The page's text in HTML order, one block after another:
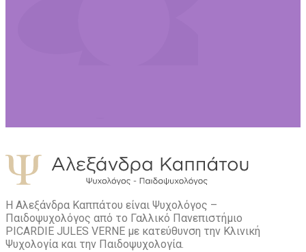
Η Αλεξάνδρα Καππάτου είναι Ψυχολόγος –
Παιδοψυχολόγος από το Γαλλικό Πανεπιστήμιο
PICARDIE JULES VERNE με κατεύθυνση την Kλινική
Ψυχολογία και την Παιδοψυχολογία.